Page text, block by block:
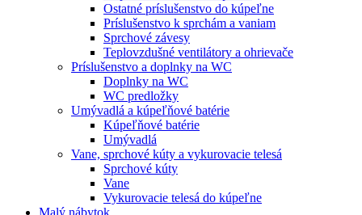
Ostatné príslušenstvo do kúpeľne
Príslušenstvo k sprchám a vaniam
Sprchové závesy
Teplovzdušné ventilátory a ohrievače
Príslušenstvo a doplnky na WC
Doplnky na WC
WC predložky
Umývadlá a kúpeľňové batérie
Kúpeľňové batérie
Umývadlá
Vane, sprchové kúty a vykurovacie telesá
Sprchové kúty
Vane
Vykurovacie telesá do kúpeľne
Malý nábytok